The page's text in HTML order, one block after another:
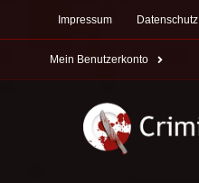
Impressum Datenschutz
Mein Benutzerkonto